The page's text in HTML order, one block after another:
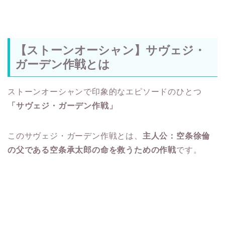
【ストーンオーシャン】サヴェジ・
ガーデン作戦とは
ストーンオーシャンで印象的なエピソードのひとつ
「サヴェジ・ガーデン作戦」
このサヴェジ・ガーデン作戦とは、 主人公：空条徐倫
の父である空条承太郎の命を救うための作戦です。